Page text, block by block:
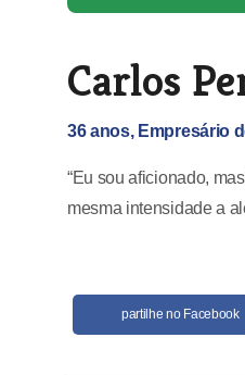
Carlos
36 anos, Empresário
“Eu sou aficionado,
mesma intensidade a
partilhe no Facebook